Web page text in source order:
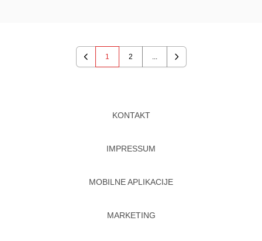
Previous
1 2 ...
Next
KONTAKT
IMPRESSUM
MOBILNE APLIKACIJE
MARKETING